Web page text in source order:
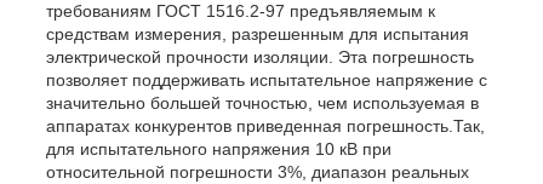
требованиям ГОСТ 1516.2-97 предъявляемым к
средствам измерения, разрешенным для испытания
электрической прочности изоляции. Эта погрешность
позволяет поддерживать испытательное напряжение с
значительно большей точностью, чем используемая в
аппаратах конкурентов приведенная погрешность.Так,
для испытательного напряжения 10 кВ при
относительной погрешности 3%, диапазон реальных